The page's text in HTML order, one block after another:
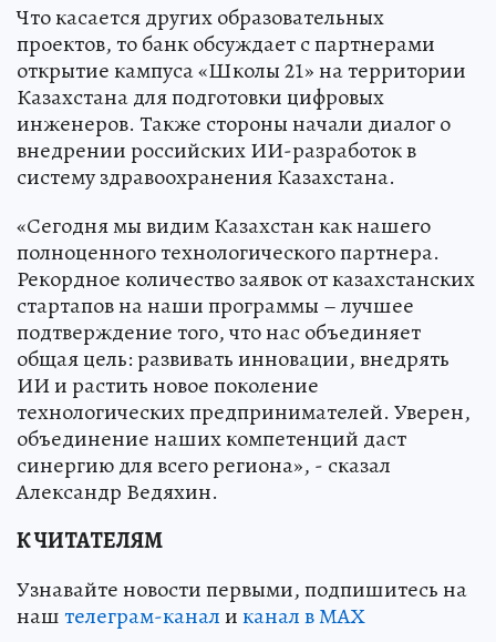
Что касается других образовательных
проектов, то банк обсуждает с партнерами
открытие кампуса «Школы 21» на территории
Казахстана для подготовки цифровых
инженеров. Также стороны начали диалог о
внедрении российских ИИ-разработок в
систему здравоохранения Казахстана.
«Сегодня мы видим Казахстан как нашего
полноценного технологического партнера.
Рекордное количество заявок от казахстанских
стартапов на наши программы – лучшее
подтверждение того, что нас объединяет
общая цель: развивать инновации, внедрять
ИИ и растить новое поколение
технологических предпринимателей. Уверен,
объединение наших компетенций даст
синергию для всего региона», - сказал
Александр Ведяхин.
К ЧИТАТЕЛЯМ
Узнавайте новости первыми, подпишитесь на
наштелеграм-каналиканал в МАХ